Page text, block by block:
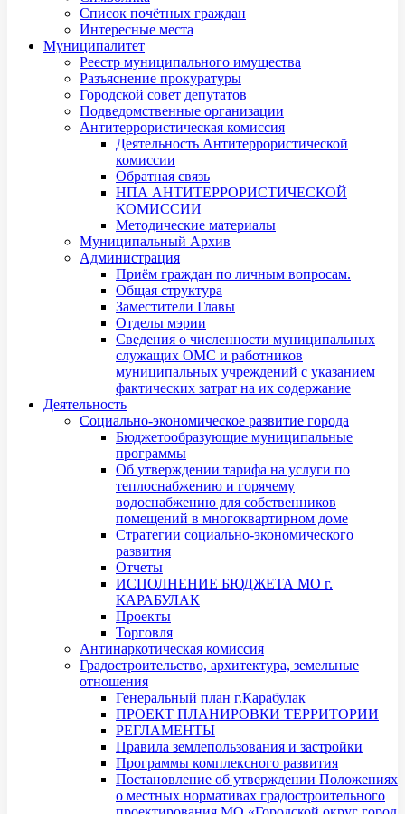
Список почётных граждан
Интересные места
Муниципалитет
Реестр муниципального имущества
Разъяснение прокуратуры
Городской совет депутатов
Подведомственные организации
Антитеррористическая комиссия
Деятельность Антитеррористической
комиссии
Обратная связь
НПА АНТИТЕРРОРИСТИЧЕСКОЙ
КОМИССИИ
Методические материалы
Муниципальный Архив
Администрация
Приём граждан по личным вопросам.
Общая структура
Заместители Главы
Отделы мэрии
Сведения о численности муниципальных
служащих ОМС и работников
муниципальных учреждений с указанием
фактических затрат на их содержание
Деятельность
Социально-экономическое развитие города
Бюджетообразующие муниципальные
программы
Об утверждении тарифа на услуги по
теплоснабжению и горячему
водоснабжению для собственников
помещений в многоквартирном доме
Стратегии социально-экономического
развития
Отчеты
ИСПОЛНЕНИЕ БЮДЖЕТА МО г.
КАРАБУЛАК
Проекты
Торговля
Антинаркотическая комиссия
Градостроительство, архитектура, земельные
отношения
Генеральный план г.Карабулак
ПРОЕКТ ПЛАНИРОВКИ ТЕРРИТОРИИ
РЕГЛАМЕНТЫ
Правила землепользования и застройки
Программы комплексного развития
Постановление об утверждении Положениях
о местных нормативах градостроительного